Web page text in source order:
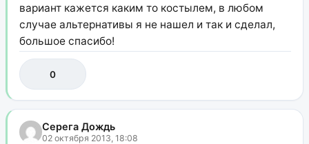
вариант кажется каким то костылем, в любом
случае альтернативы я не нашел и так и сделал,
большое спасибо!
0
Серега Дождь
02 октября 2013, 18:08